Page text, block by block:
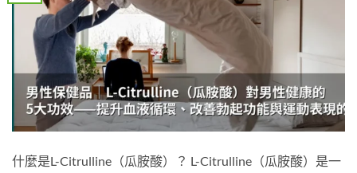
什麼是L-Citrulline（瓜胺酸）？ L-Citrulline（瓜胺酸）是一